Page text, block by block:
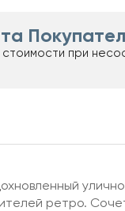
стоимости при
ретро.